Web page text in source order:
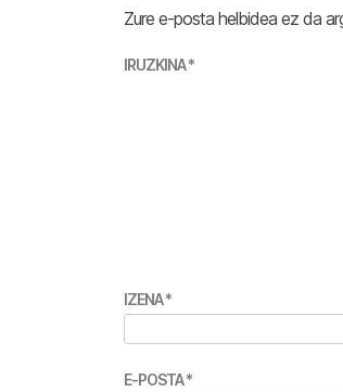
Zure e-posta helbidea ez da
IRUZKINA*
IZENA*
E-POSTA*